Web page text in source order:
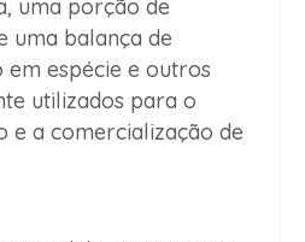
uma porção de
uma balança de
em espécie e outros
utilizados para o
e a comercialização de